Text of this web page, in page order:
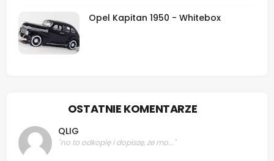
Opel Kapitan 1950 - Whitebox
OSTATNIE KOMENTARZE
QLIG
"no to odkopię i dopiszę, że mo..."